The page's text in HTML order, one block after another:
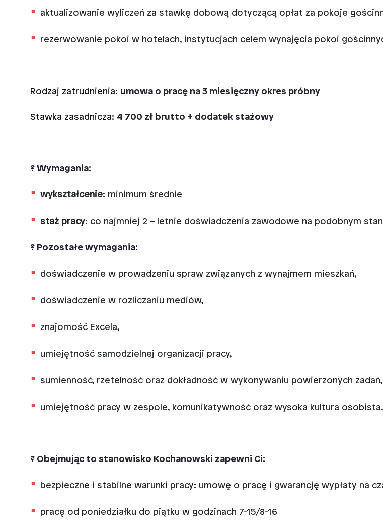
aktualizowanie wyliczeń za stawkę dobową dotyczącą opłat za pokoje
rezerwowanie pokoi w hotelach, instytucjach celem wynajęcia pokoi
Rodzaj zatrudnienia: umowa o pracę na 3 miesięczny okres próbny
Stawka zasadnicza: 4 700 zł brutto + dodatek stażowy
? Wymagania:
wykształcenie: minimum średnie
staż pracy: co najmniej 2 – letnie doświadczenia zawodowe na podobnym
? Pozostałe wymagania:
doświadczenie w prowadzeniu spraw związanych z wynajmem mieszkań,
doświadczenie w rozliczaniu mediów,
znajomość Excela,
umiejętność samodzielnej organizacji pracy,
sumienność, rzetelność oraz dokładność w wykonywaniu powierzonych zadań,
umiejętność pracy w zespole, komunikatywność oraz wysoka kultura osobista.
? Obejmując to stanowisko Kochanowski zapewni Ci:
bezpieczne i stabilne warunki pracy: umowę o pracę i gwarancję wypłaty na
pracę od poniedziałku do piątku w godzinach 7-15/8-16